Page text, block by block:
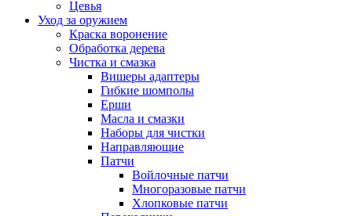
Цевья
Уход за оружием
Краска воронение
Обработка дерева
Чистка и смазка
Вишеры адаптеры
Гибкие шомполы
Ерши
Масла и смазки
Наборы для чистки
Направляющие
Патчи
Войлочные патчи
Многоразовые патчи
Хлопковые патчи